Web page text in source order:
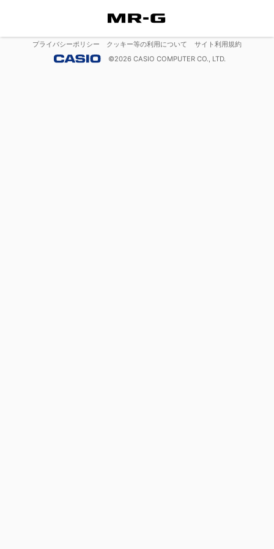
プライバシーポリシー クッキー等の利用について
サイト利用規約
©2026 CASIO COMPUTER CO., LTD.